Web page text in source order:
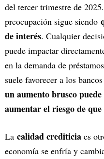
del tercer trimestre de
preocupación sigue siendo
de interés. Cualquier
puede impactar
en la demanda de
suele favorecer a los
un aumento brusco
aumentar el riesgo de
La calidad crediticia es
economía se enfría y